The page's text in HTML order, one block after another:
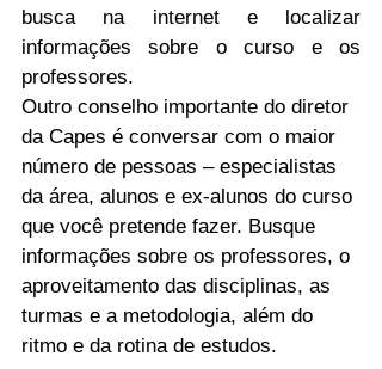
busca na internet e localizar
informações sobre o curso e os
professores.
Outro conselho importante do diretor
da Capes é conversar com o maior
número de pessoas – especialistas
da área, alunos e ex-alunos do curso
que você pretende fazer. Busque
informações sobre os professores, o
aproveitamento das disciplinas, as
turmas e a metodologia, além do
ritmo e da rotina de estudos.